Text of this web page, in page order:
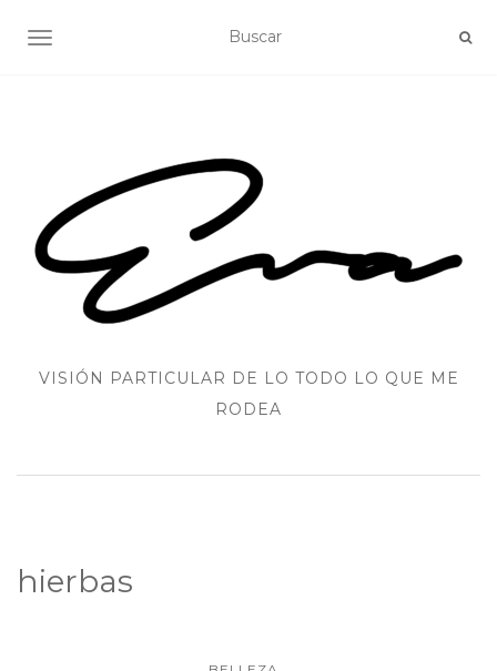
ALTERNAR NAVEGACIÓN
VISIÓN PARTICULAR DE LO TODO LO QUE ME
RODEA
hierbas